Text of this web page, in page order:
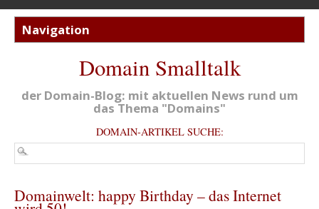
Domain Smalltalk
der Domain-Blog: mit aktuellen News rund um
das Thema "Domains"
DOMAIN-ARTIKEL SUCHE:
Domainwelt: happy Birthday – das Internet